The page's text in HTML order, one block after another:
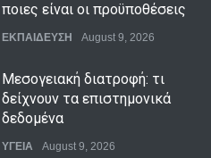
ποιες είναι οι προϋποθέσεις
ΕΚΠΑΙΔΕΥΣΗ August 9, 2026
Μεσογειακή διατροφή: τι
δείχνουν τα επιστημονικά
δεδομένα
ΥΓΕΙΑ August 9, 2026